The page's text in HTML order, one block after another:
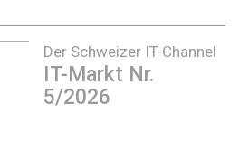
Der Schweizer IT-Channel
IT-Markt Nr.
5/2026